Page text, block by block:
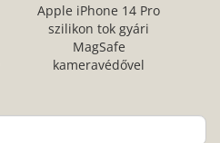
Apple iPhone 14 Pro
szilikon tok gyári
MagSafe
kameravédővel